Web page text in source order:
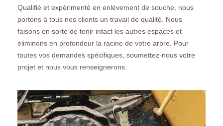
Qualifié et expérimenté en enlèvement de souche, nous
portons à tous nos clients un travail de qualité. Nous
faisons en sorte de tenir intact les autres espaces et
éliminons en profondeur la racine de votre arbre. Pour
toutes vos demandes spécifiques, soumettez-nous votre
projet et nous vous renseignerons.